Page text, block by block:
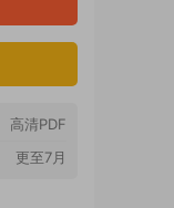
2分钟前
高清PDF
更至7月